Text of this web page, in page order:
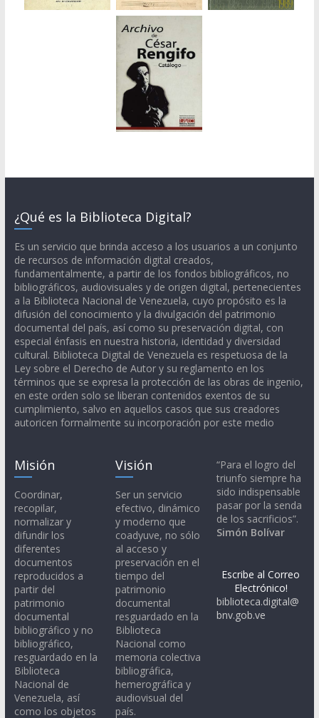
¿Qué es la Biblioteca Digital?
Es un servicio que brinda acceso a los usuarios a un conjunto
de recursos de información digital creados,
fundamentalmente, a partir de los fondos bibliográficos, no
bibliográficos, audiovisuales y de origen digital, pertenecientes
a la Biblioteca Nacional de Venezuela, cuyo propósito es la
difusión del conocimiento y la divulgación del patrimonio
documental del país, así como su preservación digital, con
especial énfasis en nuestra historia, identidad y diversidad
cultural. Biblioteca Digital de Venezuela es respetuosa de la
Ley sobre el Derecho de Autor y su reglamento en los
términos que se expresa la protección de las obras de ingenio,
en este orden solo se liberan contenidos exentos de su
cumplimiento, salvo en aquellos casos que sus creadores
autoricen formalmente su incorporación por este medio
Misión
Coordinar,
recopilar,
normalizar y
difundir los
diferentes
documentos
reproducidos a
partir del
patrimonio
documental
bibliográfico y no
bibliográfico,
resguardado en la
Biblioteca
Nacional de
Venezuela, así
como los objetos
Visión
Ser un servicio
efectivo, dinámico
y moderno que
coadyuve, no sólo
al acceso y
preservación en el
tiempo del
patrimonio
documental
resguardado en la
Biblioteca
Nacional como
memoria colectiva
bibliográfica,
hemerográfica y
audiovisual del
país.
“Para el logro del
triunfo siempre ha
sido indispensable
pasar por la senda
de los sacrificios”.
Simón Bolívar
Escribe al Correo
Electrónico!
biblioteca.digital@
bnv.gob.ve